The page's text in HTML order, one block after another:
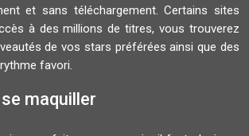
et sans téléchargement. Certains sites
à des millions de titres, vous trouverez
de vos stars préférées ainsi que des
favori.
maquiller